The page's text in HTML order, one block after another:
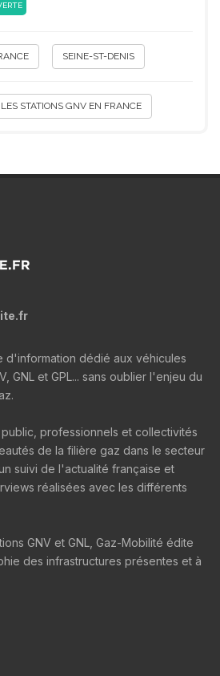
SEINE-ST-DENIS
STATIONS GNV EN FRANCE
d'information dédié aux véhicules
GNL et GPL... sans oublier l'enjeu du
professionnels et collectivités
de la filière gaz dans le secteur
suivi de l'actualité française et
réalisées avec les différents
GNV et GNL, Gaz-Mobilité édite
des infrastructures présentes et à